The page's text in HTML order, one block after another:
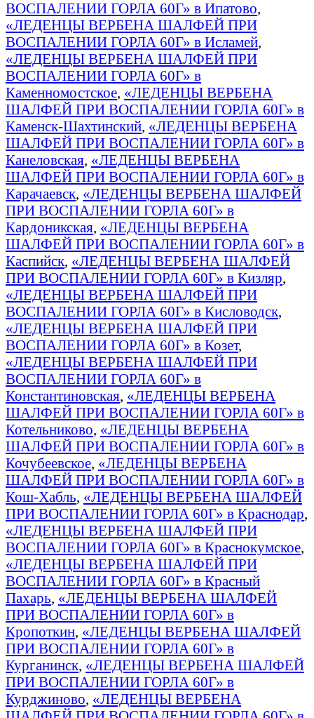
ВОСПАЛЕНИИ ГОРЛА 60Г» в Ипатово,
«ЛЕДЕНЦЫ ВЕРБЕНА ШАЛФЕЙ ПРИ
ВОСПАЛЕНИИ ГОРЛА 60Г» в Исламей,
«ЛЕДЕНЦЫ ВЕРБЕНА ШАЛФЕЙ ПРИ
ВОСПАЛЕНИИ ГОРЛА 60Г» в
Каменномостское, «ЛЕДЕНЦЫ ВЕРБЕНА
ШАЛФЕЙ ПРИ ВОСПАЛЕНИИ ГОРЛА 60Г» в
Каменск-Шахтинский, «ЛЕДЕНЦЫ ВЕРБЕНА
ШАЛФЕЙ ПРИ ВОСПАЛЕНИИ ГОРЛА 60Г» в
Канеловская, «ЛЕДЕНЦЫ ВЕРБЕНА
ШАЛФЕЙ ПРИ ВОСПАЛЕНИИ ГОРЛА 60Г» в
Карачаевск, «ЛЕДЕНЦЫ ВЕРБЕНА ШАЛФЕЙ
ПРИ ВОСПАЛЕНИИ ГОРЛА 60Г» в
Кардоникская, «ЛЕДЕНЦЫ ВЕРБЕНА
ШАЛФЕЙ ПРИ ВОСПАЛЕНИИ ГОРЛА 60Г» в
Каспийск, «ЛЕДЕНЦЫ ВЕРБЕНА ШАЛФЕЙ
ПРИ ВОСПАЛЕНИИ ГОРЛА 60Г» в Кизляр,
«ЛЕДЕНЦЫ ВЕРБЕНА ШАЛФЕЙ ПРИ
ВОСПАЛЕНИИ ГОРЛА 60Г» в Кисловодск,
«ЛЕДЕНЦЫ ВЕРБЕНА ШАЛФЕЙ ПРИ
ВОСПАЛЕНИИ ГОРЛА 60Г» в Козет,
«ЛЕДЕНЦЫ ВЕРБЕНА ШАЛФЕЙ ПРИ
ВОСПАЛЕНИИ ГОРЛА 60Г» в
Константиновская, «ЛЕДЕНЦЫ ВЕРБЕНА
ШАЛФЕЙ ПРИ ВОСПАЛЕНИИ ГОРЛА 60Г» в
Котельниково, «ЛЕДЕНЦЫ ВЕРБЕНА
ШАЛФЕЙ ПРИ ВОСПАЛЕНИИ ГОРЛА 60Г» в
Кочубеевское, «ЛЕДЕНЦЫ ВЕРБЕНА
ШАЛФЕЙ ПРИ ВОСПАЛЕНИИ ГОРЛА 60Г» в
Кош-Хабль, «ЛЕДЕНЦЫ ВЕРБЕНА ШАЛФЕЙ
ПРИ ВОСПАЛЕНИИ ГОРЛА 60Г» в Краснодар,
«ЛЕДЕНЦЫ ВЕРБЕНА ШАЛФЕЙ ПРИ
ВОСПАЛЕНИИ ГОРЛА 60Г» в Краснокумское,
«ЛЕДЕНЦЫ ВЕРБЕНА ШАЛФЕЙ ПРИ
ВОСПАЛЕНИИ ГОРЛА 60Г» в Красный
Пахарь, «ЛЕДЕНЦЫ ВЕРБЕНА ШАЛФЕЙ
ПРИ ВОСПАЛЕНИИ ГОРЛА 60Г» в
Кропоткин, «ЛЕДЕНЦЫ ВЕРБЕНА ШАЛФЕЙ
ПРИ ВОСПАЛЕНИИ ГОРЛА 60Г» в
Курганинск, «ЛЕДЕНЦЫ ВЕРБЕНА ШАЛФЕЙ
ПРИ ВОСПАЛЕНИИ ГОРЛА 60Г» в
Курджиново, «ЛЕДЕНЦЫ ВЕРБЕНА